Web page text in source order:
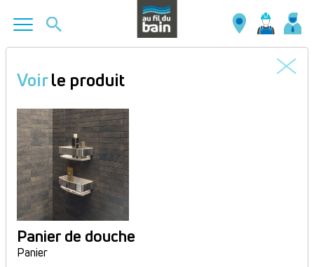
contenu
principal
Voirle produit
Panier de douche
Panier